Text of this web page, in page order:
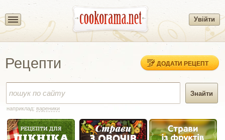
Увійти
Рецепти ДОДАТИ РЕЦЕПТ
наприклад: вареники